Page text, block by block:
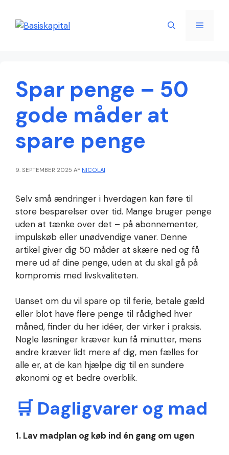
indhold
Menu
Spar penge – 50
gode måder at
spare penge
9. SEPTEMBER 2025 AF NICOLAI
Selv små ændringer i hverdagen kan føre til
store besparelser over tid. Mange bruger penge
uden at tænke over det – på abonnementer,
impulskøb eller unødvendige vaner. Denne
artikel giver dig 50 måder at skære ned og få
mere ud af dine penge, uden at du skal gå på
kompromis med livskvaliteten.
Uanset om du vil spare op til ferie, betale gæld
eller blot have flere penge til rådighed hver
måned, finder du her idéer, der virker i praksis.
Nogle løsninger kræver kun få minutter, mens
andre kræver lidt mere af dig, men fælles for
alle er, at de kan hjælpe dig til en sundere
økonomi og et bedre overblik.
🛒 Dagligvarer og mad
1. Lav madplan og køb ind én gang om ugen